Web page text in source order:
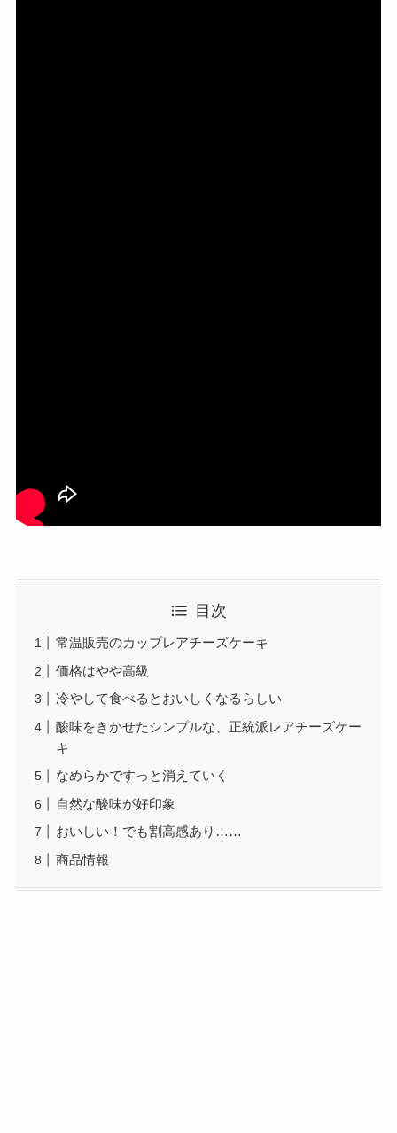
目次
常温販売のカップレアチーズケーキ
価格はやや高級
冷やして食べるとおいしくなるらしい
酸味をきかせたシンプルな、正統派レアチーズケー
キ
なめらかですっと消えていく
自然な酸味が好印象
おいしい！でも割高感あり……
商品情報